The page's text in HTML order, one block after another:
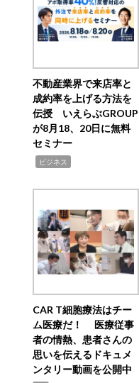
不動産業界で来店率と
成約率を上げる方法を
伝授 いえらぶGROUP
が8月18、20日に無料
セミナー
ビジネス
CAR T細胞療法はチー
ム医療だ！ 医療従事
者の情熱、患者さんの
思いを伝えるドキュメ
ンタリー動画を公開中